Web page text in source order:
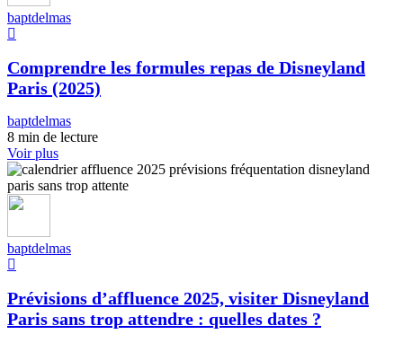
baptdelmas
Comprendre les formules repas de Disneyland
Paris (2025)
baptdelmas
8 min de lecture
Voir plus
baptdelmas
Prévisions d’affluence 2025, visiter Disneyland
Paris sans trop attendre : quelles dates ?